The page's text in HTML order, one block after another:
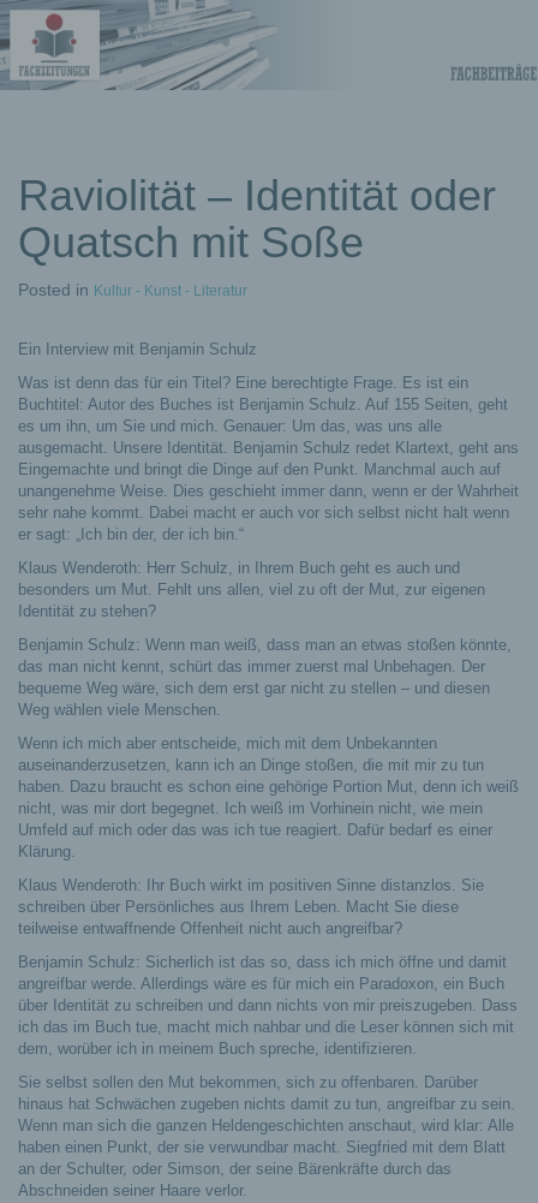
Projekte –
Fachbeiträge
Raviolität – Identität oder
Quatsch mit Soße
Posted in Kultur - Kunst - Literatur
Ein Interview mit Benjamin Schulz
Was ist denn das für ein Titel? Eine berechtigte Frage. Es ist ein
Buchtitel: Autor des Buches ist Benjamin Schulz. Auf 155 Seiten, geht
es um ihn, um Sie und mich. Genauer: Um das, was uns alle
ausgemacht. Unsere Identität. Benjamin Schulz redet Klartext, geht ans
Eingemachte und bringt die Dinge auf den Punkt. Manchmal auch auf
unangenehme Weise. Dies geschieht immer dann, wenn er der Wahrheit
sehr nahe kommt. Dabei macht er auch vor sich selbst nicht halt wenn
er sagt: „Ich bin der, der ich bin.“
Klaus Wenderoth: Herr Schulz, in Ihrem Buch geht es auch und
besonders um Mut. Fehlt uns allen, viel zu oft der Mut, zur eigenen
Identität zu stehen?
Benjamin Schulz: Wenn man weiß, dass man an etwas stoßen könnte,
das man nicht kennt, schürt das immer zuerst mal Unbehagen. Der
bequeme Weg wäre, sich dem erst gar nicht zu stellen – und diesen
Weg wählen viele Menschen.
Wenn ich mich aber entscheide, mich mit dem Unbekannten
auseinanderzusetzen, kann ich an Dinge stoßen, die mit mir zu tun
haben. Dazu braucht es schon eine gehörige Portion Mut, denn ich weiß
nicht, was mir dort begegnet. Ich weiß im Vorhinein nicht, wie mein
Umfeld auf mich oder das was ich tue reagiert. Dafür bedarf es einer
Klärung.
Klaus Wenderoth: Ihr Buch wirkt im positiven Sinne distanzlos. Sie
schreiben über Persönliches aus Ihrem Leben. Macht Sie diese
teilweise entwaffnende Offenheit nicht auch angreifbar?
Benjamin Schulz: Sicherlich ist das so, dass ich mich öffne und damit
angreifbar werde. Allerdings wäre es für mich ein Paradoxon, ein Buch
über Identität zu schreiben und dann nichts von mir preiszugeben. Dass
ich das im Buch tue, macht mich nahbar und die Leser können sich mit
dem, worüber ich in meinem Buch spreche, identifizieren.
Sie selbst sollen den Mut bekommen, sich zu offenbaren. Darüber
hinaus hat Schwächen zugeben nichts damit zu tun, angreifbar zu sein.
Wenn man sich die ganzen Heldengeschichten anschaut, wird klar: Alle
haben einen Punkt, der sie verwundbar macht. Siegfried mit dem Blatt
an der Schulter, oder Simson, der seine Bärenkräfte durch das
Abschneiden seiner Haare verlor.